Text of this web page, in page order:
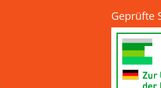
Geprüfte